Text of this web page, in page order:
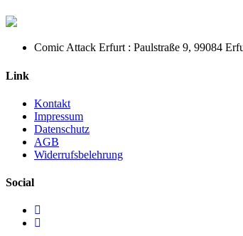
Comic Attack Erfurt : Paulstraße 9, 99084
Link
Kontakt
Impressum
Datenschutz
AGB
Widerrufsbelehrung
Social